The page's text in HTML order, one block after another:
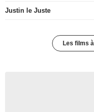
Justin le Juste
Les films